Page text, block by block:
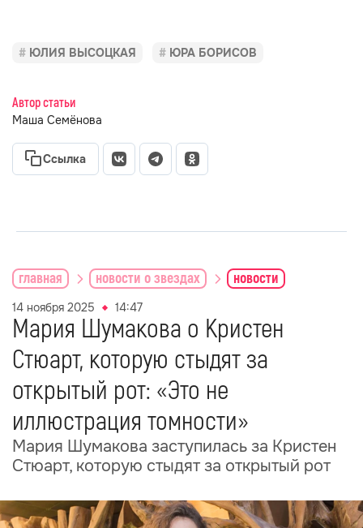
ЮЛИЯ ВЫСОЦКАЯ ЮРА БОРИСОВ
Автор статьи
Маша Семёнова
Ссылка
главная новости о звездах новости
14 ноября 2025 14:47
Мария Шумакова о Кристен
Стюарт, которую стыдят за
открытый рот: «Это не
иллюстрация томности»
Мария Шумакова заступилась за Кристен
Стюарт, которую стыдят за открытый рот